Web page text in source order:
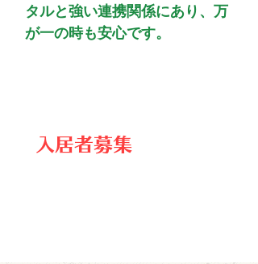
タルと強い連携関係にあり、万
が一の時も安心です。
入居者募集